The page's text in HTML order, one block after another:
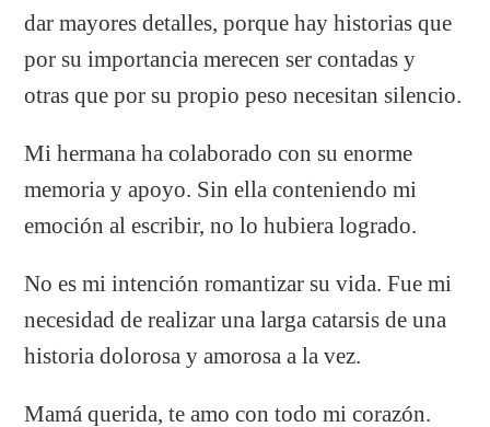
dar mayores detalles, porque hay historias que
por su importancia merecen ser contadas y
otras que por su propio peso necesitan silencio.
Mi hermana ha colaborado con su enorme
memoria y apoyo. Sin ella conteniendo mi
emoción al escribir, no lo hubiera logrado.
No es mi intención romantizar su vida. Fue mi
necesidad de realizar una larga catarsis de una
historia dolorosa y amorosa a la vez.
Mamá querida, te amo con todo mi corazón.